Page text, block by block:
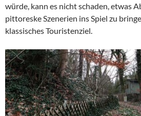
würde, kann es nicht schaden, etwas
pittoreske Szenerien ins Spiel zu
klassisches Touristenziel.